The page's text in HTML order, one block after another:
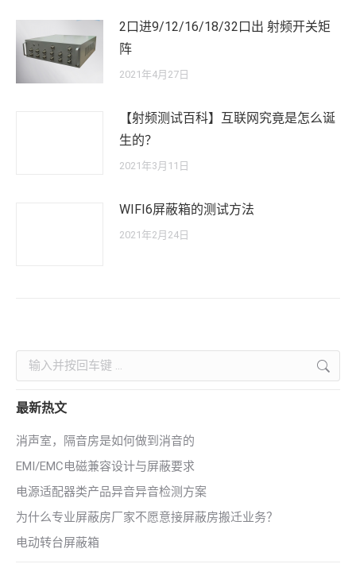
2口进9/12/16/18/32口出 射频开关矩
阵
2021年4月27日
【射频测试百科】互联网究竟是怎么诞
生的？
2021年3月11日
WIFI6屏蔽箱的测试方法
2021年2月24日
Search:
最新热文
消声室，隔音房是如何做到消音的
EMI/EMC电磁兼容设计与屏蔽要求
电源适配器类产品异音异音检测方案
为什么专业屏蔽房厂家不愿意接屏蔽房搬迁业务？
电动转台屏蔽箱